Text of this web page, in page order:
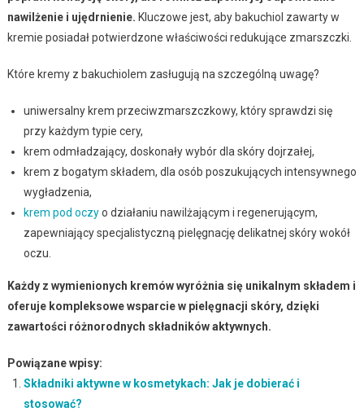
nawilżenie i ujędrnienie. Kluczowe jest, aby bakuchiol zawarty w
kremie posiadał potwierdzone właściwości redukujące zmarszczki.
Które kremy z bakuchiolem zasługują na szczególną uwagę?
uniwersalny krem przeciwzmarszczkowy, który sprawdzi się
przy każdym typie cery,
krem odmładzający, doskonały wybór dla skóry dojrzałej,
krem z bogatym składem, dla osób poszukujących intensywnego
wygładzenia,
krem pod oczyo działaniu nawilżającym i regenerującym,
zapewniający specjalistyczną pielęgnację delikatnej skóry wokół
oczu.
Każdy z wymienionych kremów wyróżnia się unikalnym składem i
oferuje kompleksowe wsparcie w pielęgnacji skóry, dzięki
zawartości różnorodnych składników aktywnych.
Powiązane wpisy:
Składniki aktywne w kosmetykach: Jak je dobierać i
stosować?